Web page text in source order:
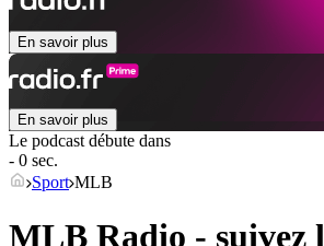
En savoir plus
En savoir plus
Le podcast débute dans
- 0 sec.
Sport MLB
MLB Radio - suivez